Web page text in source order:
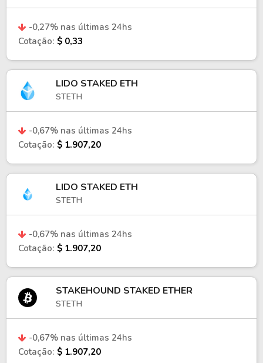
-0,27% nas últimas 24hs
Cotação: $ 0,33
LIDO STAKED ETH
STETH
-0,67% nas últimas 24hs
Cotação: $ 1.907,20
LIDO STAKED ETH
STETH
-0,67% nas últimas 24hs
Cotação: $ 1.907,20
STAKEHOUND STAKED ETHER
STETH
-0,67% nas últimas 24hs
Cotação: $ 1.907,20